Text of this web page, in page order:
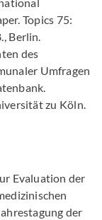
Topics 75:
Berlin.
des
Umfragen
zu Köln.
Evaluation der
der